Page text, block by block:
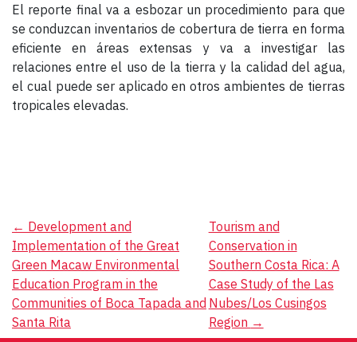
El reporte final va a esbozar un procedimiento para que
se conduzcan inventarios de cobertura de tierra en forma
eficiente en áreas extensas y va a investigar las
relaciones entre el uso de la tierra y la calidad del agua,
el cual puede ser aplicado en otros ambientes de tierras
tropicales elevadas.
Post
navigation
← Development and
Implementation of the Great
Green Macaw Environmental
Education Program in the
Communities of Boca Tapada and
Santa Rita
Tourism and
Conservation in
Southern Costa Rica: A
Case Study of the Las
Nubes/Los Cusingos
Region →